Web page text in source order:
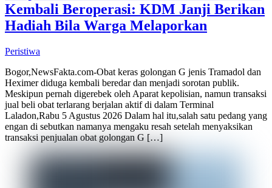
Kembali Beroperasi: KDM Janji Berikan
Hadiah Bila Warga Melaporkan
Peristiwa
Bogor,NewsFakta.com-Obat keras golongan G jenis Tramadol dan
Heximer diduga kembali beredar dan menjadi sorotan publik.
Meskipun pernah digerebek oleh Aparat kepolisian, namun transaksi
jual beli obat terlarang berjalan aktif di dalam Terminal
Laladon,Rabu 5 Agustus 2026 Dalam hal itu,salah satu pedang yang
engan di sebutkan namanya mengaku resah setelah menyaksikan
transaksi penjualan obat golongan G […]